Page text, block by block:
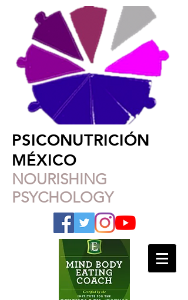
PSICONUTRICIÓN
MÉXICO
NOURISHING
PSYCHOLOGY